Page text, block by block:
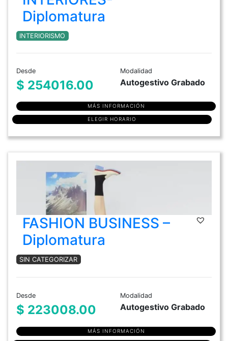
Diplomatura
INTERIORISMO
Desde
$ 254016.00
Modalidad
Autogestivo Grabado
MÁS INFORMACIÓN
ELEGIR HORARIO
FASHION BUSINESS –
Diplomatura
SIN CATEGORIZAR
Desde
$ 223008.00
Modalidad
Autogestivo Grabado
MÁS INFORMACIÓN